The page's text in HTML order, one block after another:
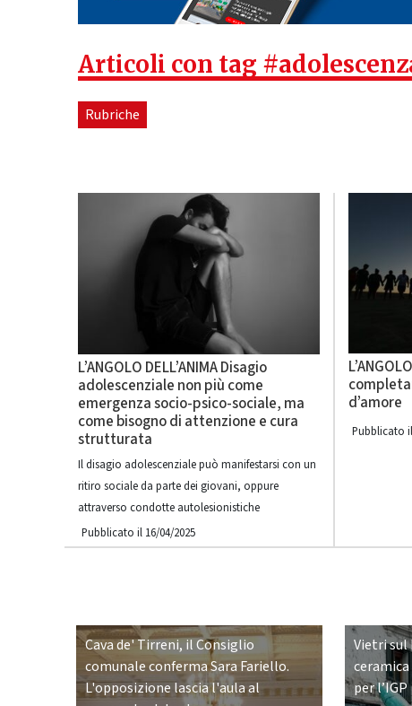
Articoli con tag
Rubriche
L’ANGOLO DELL’ANIMA Disagio
adolescenziale non più come
emergenza socio-psico-sociale, ma
come bisogno di attenzione e cura
strutturata
Il disagio adolescenziale può manifestarsi con un
ritiro sociale da parte dei giovani, oppure
attraverso condotte autolesionistiche
Pubblicato il 16/04/2025
d’amore
Pubblicato
Cava de' Tirreni, il Consiglio
comunale conferma Sara Fariello.
L'opposizione lascia l'aula al
Vietri sul
per l’IGP